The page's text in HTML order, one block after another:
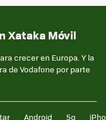
Xataka Móvil
crecer en Europa. Y la
de Vodafone por parte
Android 5g